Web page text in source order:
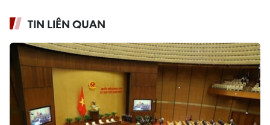
TIN LIÊN QUAN